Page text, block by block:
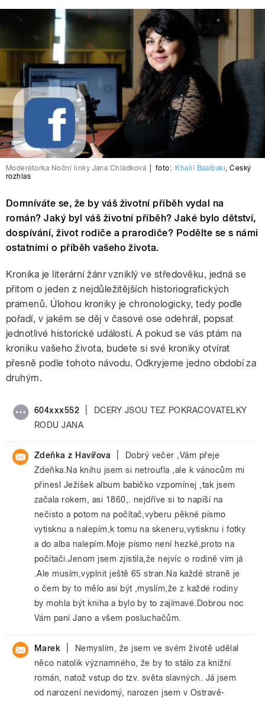
Moderátorka Noční linky Jana Chládková foto: Khalil Baalbaki,Český
rozhlas
Domníváte se, že by váš životní příběh vydal na
román? Jaký byl váš životní příběh? Jaké bylo dětství,
dospívání, život rodiče a prarodiče? Podělte se s námi
ostatními o příběh vašeho života.
Kronika je literární žánr vzniklý ve středověku, jedná se
přitom o jeden z nejdůležitějších historiografických
pramenů. Úlohou kroniky je chronologicky, tedy podle
pořadí, v jakém se děj v časové ose odehrál, popsat
jednotlivé historické události. A pokud se vás ptám na
kroniku vašeho života, budete si své kroniky otvírat
přesně podle tohoto návodu. Odkryjeme jedno období za
druhým.
604xxx552
DCERY JSOU TEZ POKRACOVATELKY
RODU JANA
Zdeňka z Havířova
Dobrý večer ,Vám přeje
Zdeňka.Na knihu jsem si netroufla ,ale k vánocům mi
přinesl Ježíšek album babičko vzpomínej ,tak jsem
začala rokem, asi 1860,. nejdříve si to napíší na
nečisto a potom na počítač,vyberu pěkné písmo
vytisknu a nalepím,k tomu na skeneru,vytisknu i fotky
a do alba nalepím.Moje písmo není hezké,proto na
počítači.Jenom jsem zjistila,že nejvíc o rodině vím já
.Ale musím,vyplnit ještě 65 stran.Na každé straně je
o čem by to mělo asi být ,myslím,že z každé rodiny
by mohla být kniha a bylo by to zajímavé.Dobrou noc
Vám paní Jano a všem posluchačům.
Marek
Nemyslím, že jsem ve svém životě udělal
něco natolik významného, že by to stálo za knižní
román, natož vstup do tzv. světa slavných. Já jsem
od narození nevidomý, narozen jsem v Ostravě-